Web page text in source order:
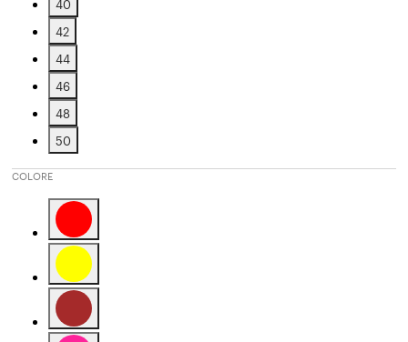
40
Affinamento in base a Taglia: 40
42
Affinamento in base a Taglia: 42
44
Affinamento in base a Taglia: 44
46
Affinamento in base a Taglia: 46
48
Affinamento in base a Taglia: 48
50
COLORE
Affinamento in base a Colore: Red
Affinamento in base a Colore: Yellow
Affinamento in base a Colore: Brown